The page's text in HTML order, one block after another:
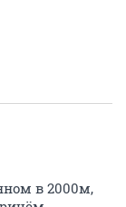
в 2000м,